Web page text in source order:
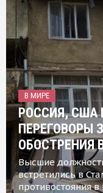
В МИРЕ
РОССИЯ, США
ПЕРЕГОВОРЫ
ОБОСТРЕНИЯ
Высшие
встретились в
противостояния